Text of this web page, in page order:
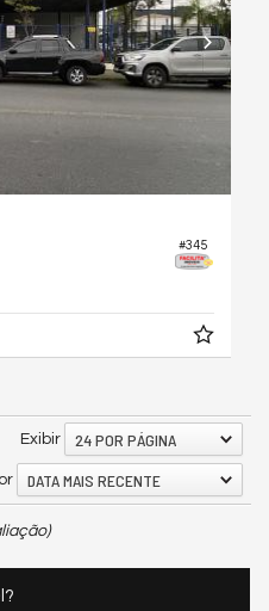
#345
Exibir 24 POR PÁGINA
DATA MAIS RECENTE